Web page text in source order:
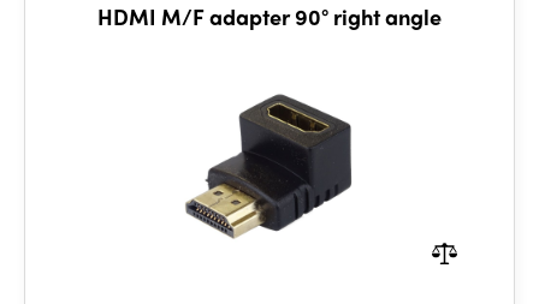
HDMI M/F adapter 90° right angle